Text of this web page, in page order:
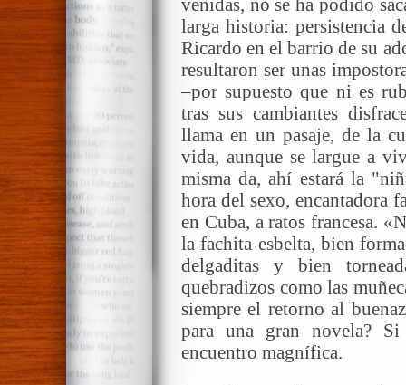
venidas, no se ha podido
larga historia: persistencia
Ricardo en el barrio de su
resultaron ser unas
–por supuesto que ni es
tras sus cambiantes
llama en un pasaje, de la
vida, aunque se largue a
misma da, ahí estará la
hora del sexo, encantadora
en Cuba, a ratos francesa.
la fachita esbelta, bien
delgaditas y bien
quebradizos como las
siempre el retorno al
para una gran novela?
encuentro magnífica.